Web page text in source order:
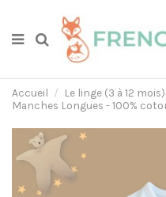
Accueil Le linge (3 à 12 mois)
Manches Longues - 100%